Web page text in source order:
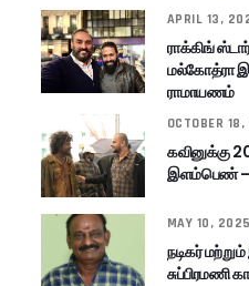
APRIL 13,
ராக்கிங்
மல்கோத்ரா
ராமாயணம்
OCTOBER
கவினுக்கு
இளம்பெண் –
MAY 10, 2025
நடிகர்
சுப்பிரமணி